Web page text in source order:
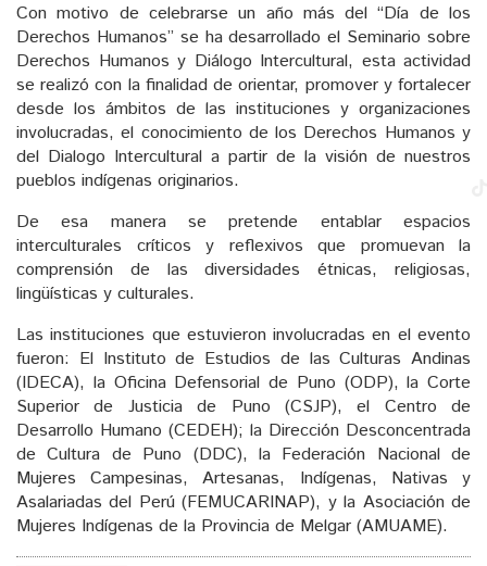
Con motivo de celebrarse un año más del “Día de los
Derechos Humanos” se ha desarrollado el Seminario sobre
Derechos Humanos y Diálogo Intercultural, esta actividad
se realizó con la finalidad de orientar, promover y fortalecer
desde los ámbitos de las instituciones y organizaciones
involucradas, el conocimiento de los Derechos Humanos y
del Dialogo Intercultural a partir de la visión de nuestros
pueblos indígenas originarios.
De esa manera se pretende entablar espacios
interculturales críticos y reflexivos que promuevan la
comprensión de las diversidades étnicas, religiosas,
lingüísticas y culturales.
Las instituciones que estuvieron involucradas en el evento
fueron: El Instituto de Estudios de las Culturas Andinas
(IDECA), la Oficina Defensorial de Puno (ODP), la Corte
Superior de Justicia de Puno (CSJP), el Centro de
Desarrollo Humano (CEDEH); la Dirección Desconcentrada
de Cultura de Puno (DDC), la Federación Nacional de
Mujeres Campesinas, Artesanas, Indígenas, Nativas y
Asalariadas del Perú (FEMUCARINAP), y la Asociación de
Mujeres Indígenas de la Provincia de Melgar (AMUAME).